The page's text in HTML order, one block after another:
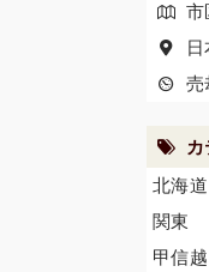
市
売
カ
北海
関東
甲信